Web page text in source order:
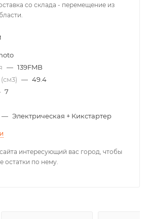
со склада - перемещение из
— 139FMB
— 49.4
7
— Электрическая + Кикстартер
интересующий вас город, чтобы
остатки по нему.